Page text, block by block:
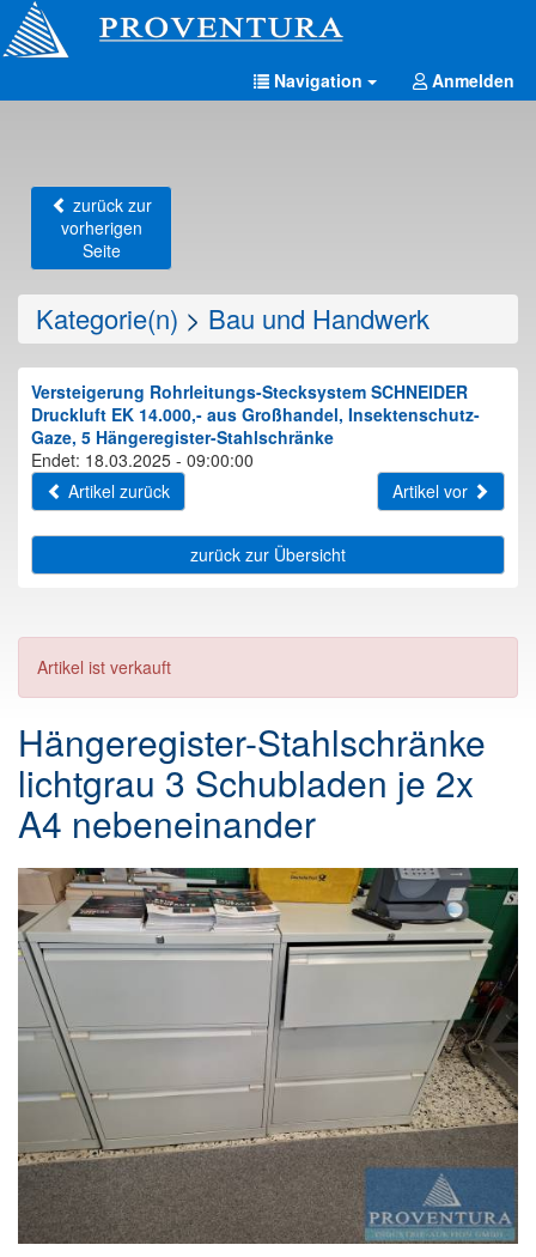
Navigation Anmelden
zurück zur
vorherigen
Seite
Kategorie(n) > Bau und Handwerk
Versteigerung Rohrleitungs-Stecksystem SCHNEIDER
Druckluft EK 14.000,- aus Großhandel, Insektenschutz-
Gaze, 5 Hängeregister-Stahlschränke
Endet: 18.03.2025 - 09:00:00
Artikel zurück
Artikel vor
zurück zur Übersicht
Artikel ist verkauft
Hängeregister-Stahlschränke
lichtgrau 3 Schubladen je 2x
A4 nebeneinander